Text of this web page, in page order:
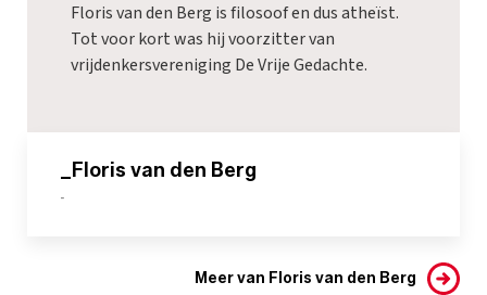
Floris van den Berg is filosoof en dus atheïst.
Tot voor kort was hij voorzitter van
vrijdenkersvereniging De Vrije Gedachte.
_Floris van den Berg
-
Meer van Floris van den Berg